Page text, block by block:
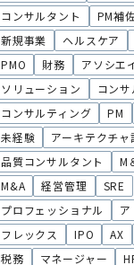
コンサルタント
PM補
新規事業
ヘルスケア
PMO
財務 アソシエ
ソリューション
コン
コンサルティング
PM
未経験
アーキテクチャ
品質コンサルタント
M
M&A
経営管理
SRE
プロフェッショナル
フレックス
IPO AX
税務
マネージャー